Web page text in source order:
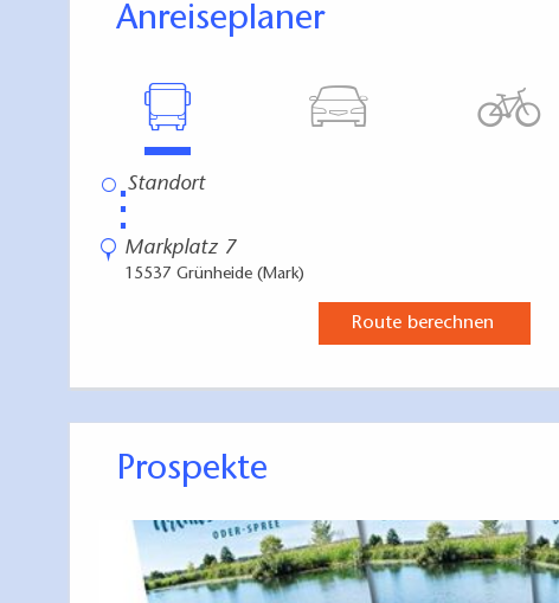
Anreiseplaner
⋮
Markplatz 7
15537 Grünheide (Mark)
Route berechnen
Prospekte